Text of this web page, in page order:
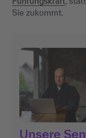
Sie zukommt.
Unsere